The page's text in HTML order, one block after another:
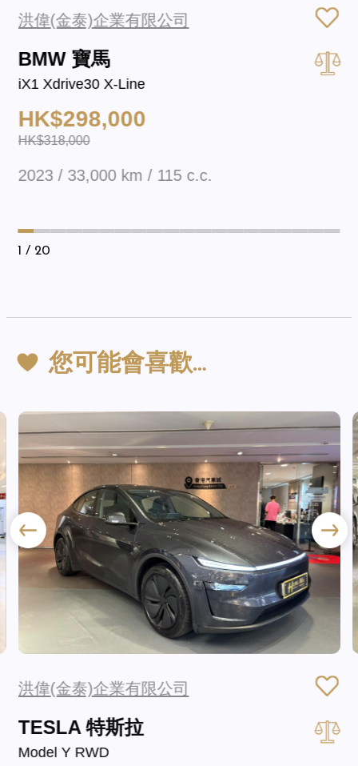
洪偉(金泰)企業有限公司
BMW 寶馬
iX1 Xdrive30 X-Line
HK$298,000
HK$318,000
2023 / 33,000 km / 115 c.c.
1 / 20
您可能會喜歡…
洪偉(金泰)企業有限公司
TESLA 特斯拉
Model Y RWD